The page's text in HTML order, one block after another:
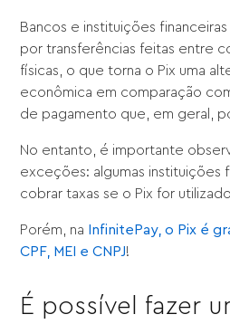
Bancos e instituições
por transferências feitas entre
físicas, o que torna o Pix uma
econômica em comparação
de pagamento que, em geral,
No entanto, é importante
exceções: algumas instituições
cobrar taxas se o Pix for
Porém, na
InfinitePay, o Pix é
CPF, MEI e CNPJ!
É possível fazer